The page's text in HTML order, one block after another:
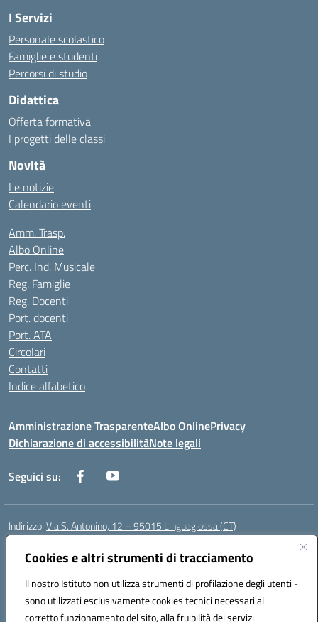
Cookies e altri strumenti di tracciamento
Il nostro Istituto non utilizza strumenti di profilazione degli utenti -
sono utilizzati esclusivamente cookies tecnici necessari al
corretto funzionamento del sito, alla fruibilità dei servizi
I Servizi
Personale scolastico
Famiglie e studenti
Percorsi di studio
Didattica
Offerta formativa
I progetti delle classi
Novità
Le notizie
Calendario eventi
Amm. Trasp.
Albo Online
Perc. Ind. Musicale
Reg. Famiglie
Reg. Docenti
Port. docenti
Port. ATA
Circolari
Contatti
Indice alfabetico
Amministrazione TrasparenteAlbo OnlinePrivacy
Dichiarazione di accessibilitàNote legali
Seguici su:
Indirizzo:Via S. Antonino, 12 – 95015 Linguaglossa (CT)
Centralino:
Posta elettronica certificata (PEC):ctic83200r@pec.istruzione.it
Codice fiscale: 83002470876
Codice meccanografico:CTIC83200R
Codice Indice delle Pubbliche Amministrazioni (IPA): istsc_CTIC83200R